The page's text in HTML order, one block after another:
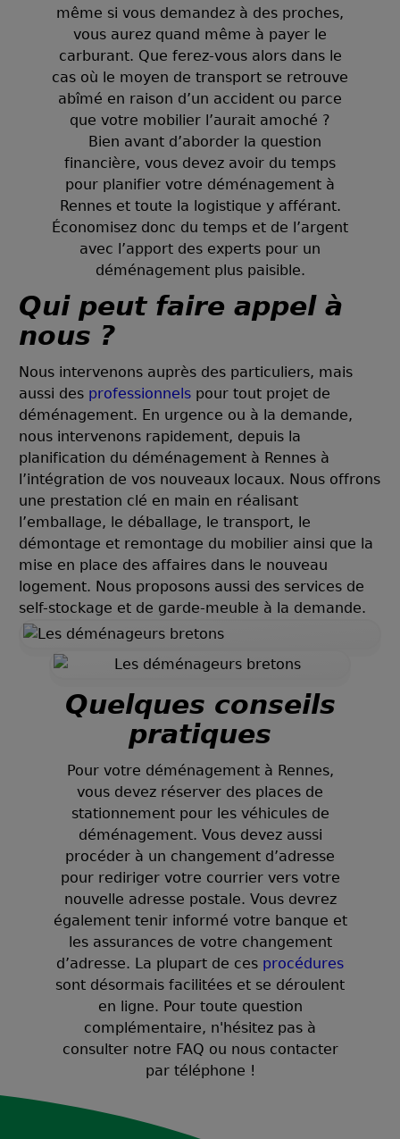
même si vous demandez à des proches,
vous aurez quand même à payer le
carburant. Que ferez-vous alors dans le
cas où le moyen de transport se retrouve
abîmé en raison d’un accident ou parce
que votre mobilier l’aurait amoché ?
Bien avant d’aborder la question
financière, vous devez avoir du temps
pour planifier votre déménagement à
Rennes et toute la logistique y afférant.
Économisez donc du temps et de l’argent
avec l’apport des experts pour un
déménagement plus paisible.
Qui peut faire appel à
nous ?
Nous intervenons auprès des particuliers, mais
aussi des professionnels pour tout projet de
déménagement. En urgence ou à la demande,
nous intervenons rapidement, depuis la
planification du déménagement à Rennes à
l’intégration de vos nouveaux locaux. Nous offrons
une prestation clé en main en réalisant
l’emballage, le déballage, le transport, le
démontage et remontage du mobilier ainsi que la
mise en place des affaires dans le nouveau
logement. Nous proposons aussi des services de
self-stockage et de garde-meuble à la demande.
Quelques conseils
pratiques
Pour votre déménagement à Rennes,
vous devez réserver des places de
stationnement pour les véhicules de
déménagement. Vous devez aussi
procéder à un changement d’adresse
pour rediriger votre courrier vers votre
nouvelle adresse postale. Vous devrez
également tenir informé votre banque et
les assurances de votre changement
d’adresse. La plupart de ces procédures
sont désormais facilitées et se déroulent
en ligne. Pour toute question
complémentaire, n'hésitez pas à
consulter notre FAQ ou nous contacter
par téléphone !